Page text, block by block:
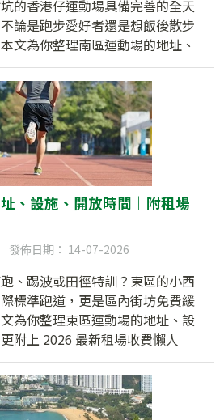
的香港仔運動場具備完善的全天
論是跑步愛好者還是想飯後散步
文為你整理南區運動場的地址、
更附上 2026 最新租場收費懶人
址、設施、開放時間｜附租場
發佈日期： 14-07-2026
、踢波或田徑特訓？東區的小西
標準跑道，更是區內街坊免費緩
為你整理東區運動場的地址、設
附上 2026 最新租場收費懶人